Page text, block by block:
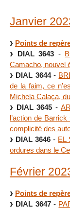
Janvier
Points de
DIAL 3643 -
Camacho, nouvel
DIAL 3644-
de la faim, ce
Michela Calaça,
DIAL 3645 -
l’action de
complicité des
DIAL 3646 - EL
ordures dans le
Février
Points de
DIAL 3647-